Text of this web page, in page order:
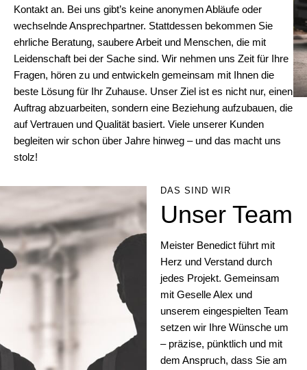
Kontakt an. Bei uns gibt’s keine anonymen Abläufe oder
wechselnde Ansprechpartner. Stattdessen bekommen Sie
ehrliche Beratung, saubere Arbeit und Menschen, die mit
Leidenschaft bei der Sache sind. Wir nehmen uns Zeit für Ihre
Fragen, hören zu und entwickeln gemeinsam mit Ihnen die
beste Lösung für Ihr Zuhause. Unser Ziel ist es nicht nur, einen
Auftrag abzuarbeiten, sondern eine Beziehung aufzubauen, die
auf Vertrauen und Qualität basiert. Viele unserer Kunden
begleiten wir schon über Jahre hinweg – und das macht uns
stolz!
DAS SIND WIR
Unser Team
Meister Benedict führt mit
Herz und Verstand durch
jedes Projekt. Gemeinsam
mit Geselle Alex und
unserem eingespielten Team
setzen wir Ihre Wünsche um
– präzise, pünktlich und mit
dem Anspruch, dass Sie am